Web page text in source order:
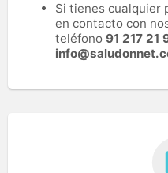
Si tienes cualquier
en contacto con
teléfono 91 217 21